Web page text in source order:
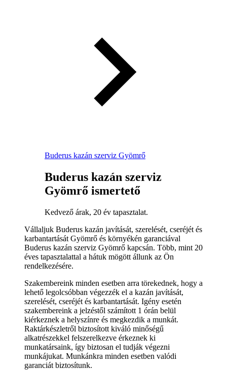
Buderus kazán szerviz Gyömrő
Buderus kazán szerviz
Gyömrő ismertető
Kedvező árak, 20 év tapasztalat.
Vállaljuk Buderus kazán javítását, szerelését, cseréjét és
karbantartását Gyömrő és környékén garanciával
Buderus kazán szerviz Gyömrő kapcsán. Több, mint 20
éves tapasztalattal a hátuk mögött állunk az Ön
rendelkezésére.
Szakembereink minden esetben arra törekednek, hogy a
lehető legolcsóbban végezzék el a kazán javítását,
szerelését, cseréjét és karbantartását. Igény esetén
szakembereink a jelzéstől számított 1 órán belül
kiérkeznek a helyszínre és megkezdik a munkát.
Raktárkészletről biztosított kiváló minőségű
alkatrészekkel felszerelkezve érkeznek ki
munkatársaink, így biztosan el tudják végezni
munkájukat. Munkánkra minden esetben valódi
garanciát biztosítunk.